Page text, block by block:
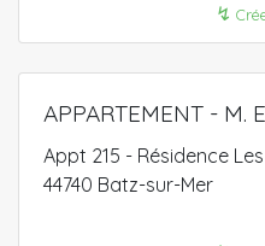
↯
APPARTEMENT - M.
Appt 215 - Résidence
44740 Batz-sur-Mer